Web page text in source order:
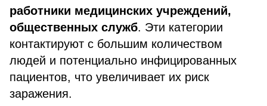
работники медицинских учреждений,
общественных служб. Эти категории
контактируют с большим количеством
людей и потенциально инфицированных
пациентов, что увеличивает их риск
заражения.